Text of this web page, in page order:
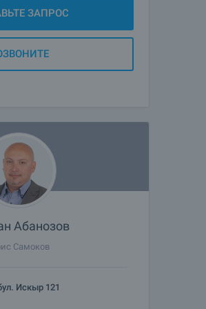
ЗАПРОС
Абанозов
Самоков
Искыр 121